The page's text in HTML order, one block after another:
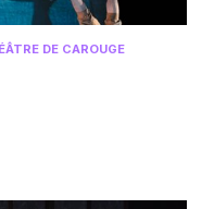
DE CAROUGE